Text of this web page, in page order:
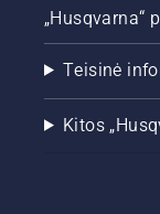
„Husqvarna“
Teisinė
Kitos